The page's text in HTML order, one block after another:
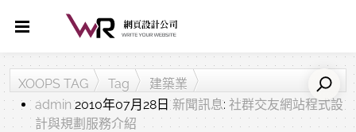
XOOPS TAG Tag
建築業
admin 2010年07月28日新聞訊息: 社群交友網站程式設
計與規劃服務介紹